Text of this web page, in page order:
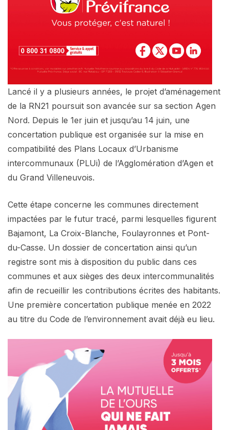
Lancé il y a plusieurs années, le projet d’aménagement
de la RN21 poursuit son avancée sur sa section Agen
Nord. Depuis le 1er juin et jusqu’au 14 juin, une
concertation publique est organisée sur la mise en
compatibilité des Plans Locaux d’Urbanisme
intercommunaux (PLUi) de l’Agglomération d’Agen et
du Grand Villeneuvois.
Cette étape concerne les communes directement
impactées par le futur tracé, parmi lesquelles figurent
Bajamont, La Croix-Blanche, Foulayronnes et Pont-
du-Casse. Un dossier de concertation ainsi qu’un
registre sont mis à disposition du public dans ces
communes et aux sièges des deux intercommunalités
afin de recueillir les contributions écrites des habitants.
Une première concertation publique menée en 2022
au titre du Code de l’environnement avait déjà eu lieu.